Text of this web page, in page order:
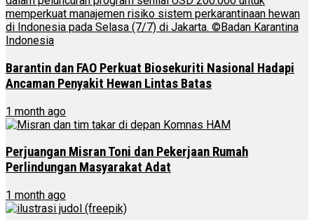
Barantin dan FAO Perkuat Biosekuriti Nasional Hadapi
Ancaman Penyakit Hewan Lintas Batas
1 month ago
Perjuangan Misran Toni dan Pekerjaan Rumah
Perlindungan Masyarakat Adat
1 month ago